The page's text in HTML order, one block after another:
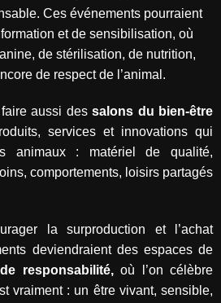
Ces événements pourraient
et de sensibilisation, où
de stérilisation, de nutrition,
de respect de l’animal.
aussi des salons du bien-être
services et innovations qui
animaux : matériel de qualité,
comportements, loisirs partagés
la surproduction et l’achat
deviendraient des espaces de
responsabilité,où l’on célèbre
vraiment : un être vivant, sensible,